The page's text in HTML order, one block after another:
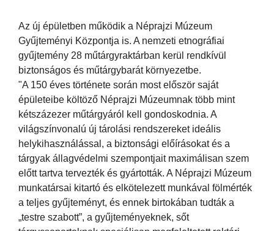
Az új épületben működik a Néprajzi Múzeum
Gyűjteményi Központja is. A nemzeti etnográfiai
gyűjtemény 28 műtárgyraktárban kerül rendkívül
biztonságos és műtárgybarát környezetbe.
"A 150 éves története során most először saját
épületeibe költöző Néprajzi Múzeumnak több mint
kétszázezer műtárgyáról kell gondoskodnia. A
világszínvonalú új tárolási rendszereket ideális
helykihasználással, a biztonsági előírásokat és a
tárgyak állagvédelmi szempontjait maximálisan szem
előtt tartva tervezték és gyártották. A Néprajzi Múzeum
munkatársai kitartó és elkötelezett munkával fölmérték
a teljes gyűjteményt, és ennek birtokában tudták a
„testre szabott”, a gyűjteményeknek, sőt